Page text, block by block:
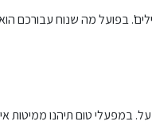
בפועל מה שנוח עבורכם
במפעלי טום תיהנו ממיטות